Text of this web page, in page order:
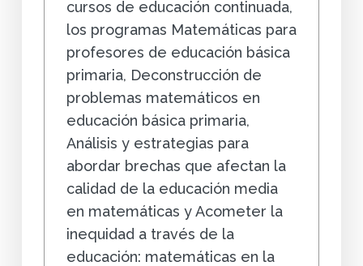
cursos de educación continuada,
los programas Matemáticas para
profesores de educación básica
primaria, Deconstrucción de
problemas matemáticos en
educación básica primaria,
Análisis y estrategias para
abordar brechas que afectan la
calidad de la educación media
en matemáticas y Acometer la
inequidad a través de la
educación: matemáticas en la